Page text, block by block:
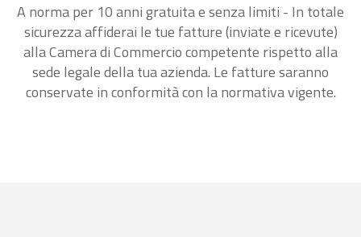
A norma per 10 anni gratuita e senza limiti - In totale
sicurezza affiderai le tue fatture (inviate e ricevute)
alla Camera di Commercio competente rispetto alla
sede legale della tua azienda. Le fatture saranno
conservate in conformità con la normativa vigente.